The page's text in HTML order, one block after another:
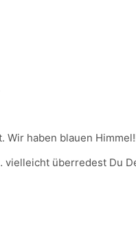
Wir haben blauen
vielleicht überredest Du